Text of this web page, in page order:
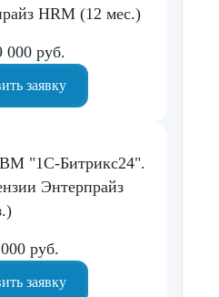
HRM (12 мес.)
000 руб.
Оставить заявку
"1С-Битрикс24".
Энтерпрайз
руб.
Оставить заявку